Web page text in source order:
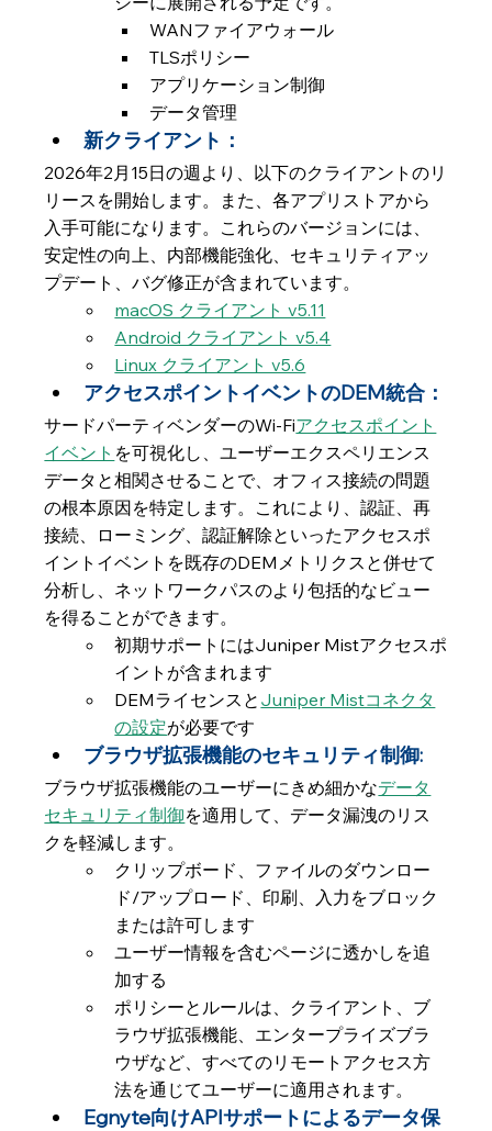
WANファイアウォール
TLSポリシー
アプリケーション制御
データ管理
新クライアント：
2026年2月15日の週より、以下のクライアントのリ
リースを開始します。また、各アプリストアから
入手可能になります。これらのバージョンには、
安定性の向上、内部機能強化、セキュリティアッ
プデート、バグ修正が含まれています。
macOS クライアント v5.11
Android クライアント v5.4
Linux クライアント v5.6
アクセスポイントイベントのDEM統合：
サードパーティベンダーのWi-Fiアクセスポイント
イベント を可視化し、ユーザーエクスペリエンス
データと相関させることで、オフィス接続の問題
の根本原因を特定します。これにより、認証、再
接続、ローミング、認証解除といったアクセスポ
イントイベントを既存のDEMメトリクスと併せて
分析し、ネットワークパスのより包括的なビュー
を得ることができます。
初期サポートにはJuniper Mistアクセスポ
イントが含まれます
DEMライセンスと Juniper Mistコネクタ
の設定が必要です
ブラウザ拡張機能のセキュリティ制御:
ブラウザ拡張機能のユーザーにきめ細かなデータ
セキュリティ制御を適用して、データ漏洩のリス
クを軽減します。
クリップボード、ファイルのダウンロー
ド/アップロード、印刷、入力をブロック
または許可します
ユーザー情報を含むページに透かしを追
加する
ポリシーとルールは、クライアント、ブ
ラウザ拡張機能、エンタープライズブラ
ウザなど、すべてのリモートアクセス方
法を通じてユーザーに適用されます。
Egnyte向けAPIサポートによるデータ保